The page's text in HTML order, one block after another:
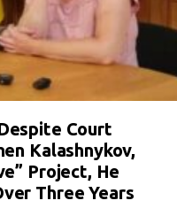
Court
Kalashnykov,
Project, He
Three Years